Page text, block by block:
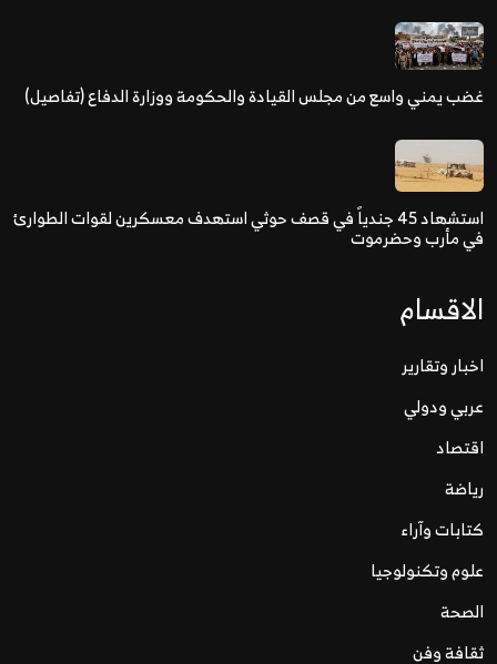
غضب يمني واسع من مجلس القيادة والحكومة ووزارة الدفاع (تفاصيل)
استشهاد 45 جندياً في قصف حوثي استهدف معسكرين لقوات الطوارئ
في مأرب وحضرموت
الاقسام
اخبار وتقارير
عربي ودولي
اقتصاد
رياضة
كتابات وآراء
علوم وتكنولوجيا
الصحة
ثقافة وفن